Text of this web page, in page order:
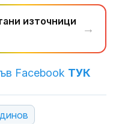
източници
→
Facebook ТУК